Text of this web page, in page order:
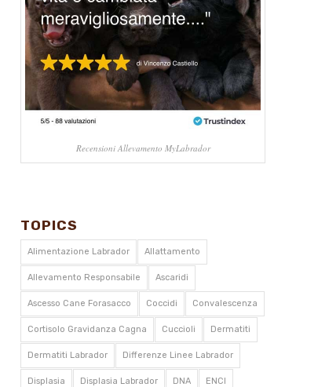
Recensioni Allevamento MyLabrador
TOPICS
Alimentazione Labrador Allattamento
Allevamento Responsabile Ascaridi
Ascesso Cane Forasacco Coccidi Convalescenza
Cortisolo Gravidanza Cagna Cuccioli Dermatiti
Dermatiti Labrador Differenze Linee Labrador
Displasia Displasia Labrador DNA ENCI